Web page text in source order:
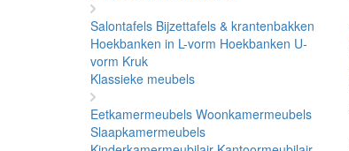
Salontafels Bijzettafels & krantenbakken
Hoekbanken in L-vorm Hoekbanken U-
vorm Kruk
Klassieke meubels
Eetkamermeubels Woonkamermeubels
Slaapkamermeubels